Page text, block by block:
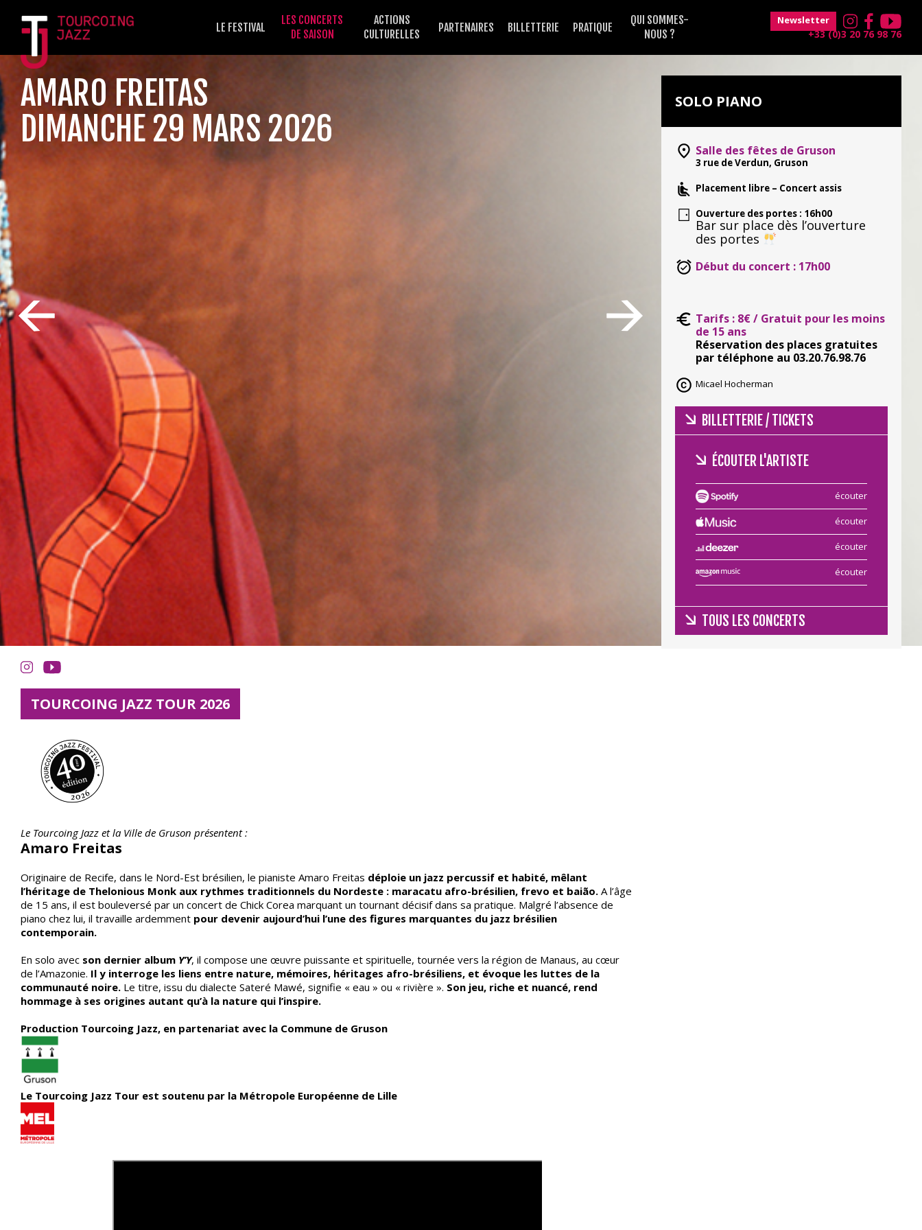
LE FESTIVAL
LES CONCERTS
DE SAISON
ACTIONS
CULTURELLES
PARTENAIRES BILLETTERIE PRATIQUE
QUI SOMMES-
NOUS ?
Newsletter
+33 (0)3 20 76 98 76
AMARO FREITAS
DIMANCHE 29 MARS 2026
TOURCOING JAZZ TOUR 2026
Le Tourcoing Jazz et la Ville de Gruson présentent :
Amaro Freitas
Originaire de Recife, dans le Nord-Est brésilien, le pianiste Amaro Freitas déploie un jazz percussif et habité, mêlant
l’héritage de Thelonious Monk aux rythmes traditionnels du Nordeste : maracatu afro-brésilien, frevo et baião. A l’âge
de 15 ans, il est bouleversé par un concert de Chick Corea marquant un tournant décisif dans sa pratique. Malgré l’absence de
piano chez lui, il travaille ardemment pour devenir aujourd’hui l’une des figures marquantes du jazz brésilien
contemporain.
En solo avec son dernier album Y’Y, il compose une œuvre puissante et spirituelle, tournée vers la région de Manaus, au cœur
de l’Amazonie. Il y interroge les liens entre nature, mémoires, héritages afro-brésiliens, et évoque les luttes de la
communauté noire. Le titre, issu du dialecte Sateré Mawé, signifie « eau » ou « rivière ». Son jeu, riche et nuancé, rend
hommage à ses origines autant qu’à la nature qui l’inspire.
Production Tourcoing Jazz, en partenariat avec la Commune de Gruson
Le Tourcoing Jazz Tour est soutenu par la Métropole Européenne de Lille
SOLO PIANO
Salle des fêtes de Gruson
3 rue de Verdun, Gruson
Placement libre – Concert assis
Ouverture des portes : 16h00
Bar sur place dès l’ouverture
des portes
Début du concert : 17h00
Tarifs : 8€ / Gratuit pour les moins
de 15 ans
Réservation des places gratuites
par téléphone au 03.20.76.98.76
Micael Hocherman
BILLETTERIE / TICKETS
ÉCOUTER L'ARTISTE
écouter
écouter
écouter
écouter
TOUS LES CONCERTS